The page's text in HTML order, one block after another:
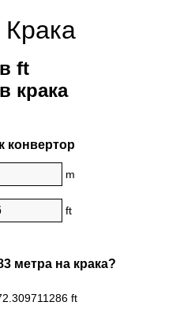
ft
крака
конвертор
m
ft
метра на крака?
ft